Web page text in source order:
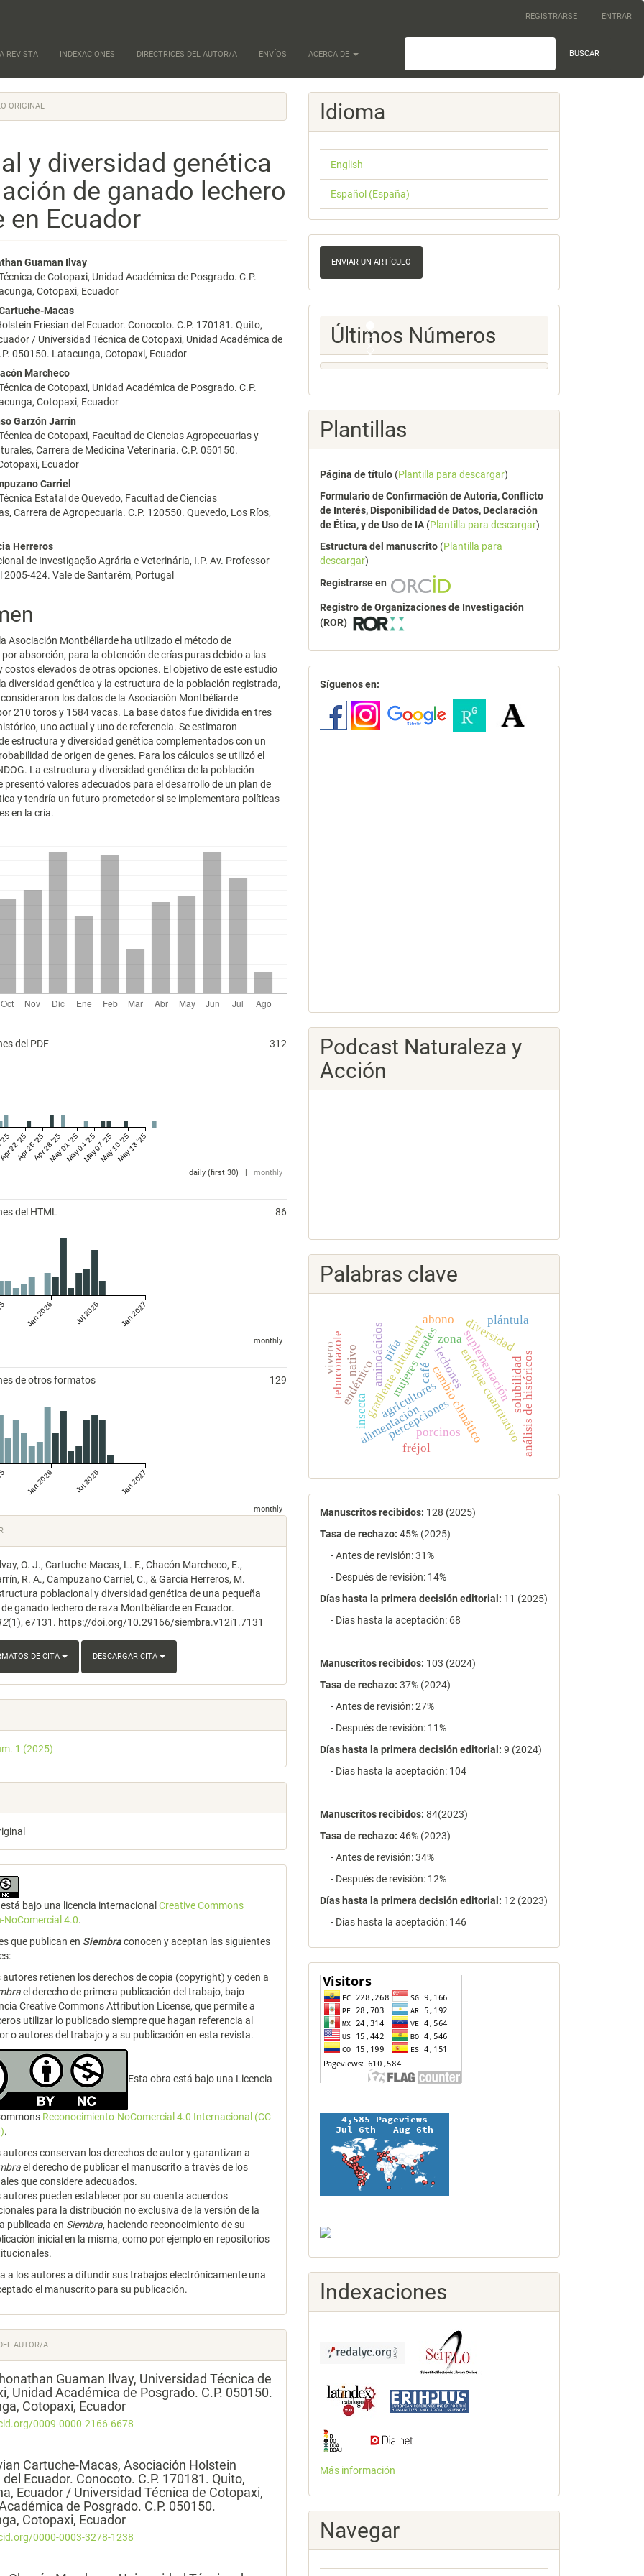
REGISTRARSE ENTRAR
REVISTA INDEXACIONES DIRECTRICES DEL AUTOR/A ENVÍOS ACERCA DE BUSCAR
ORIGINAL
y diversidad genética
de ganado lechero
en Ecuador
Guaman Ilvay
de Cotopaxi, Unidad Académica de Posgrado. C.P.
Cotopaxi, Ecuador
Macas
Friesian del Ecuador. Conocoto. C.P. 170181. Quito,
/ Universidad Técnica de Cotopaxi, Unidad Académica de
050150. Latacunga, Cotopaxi, Ecuador
Marcheco
de Cotopaxi, Unidad Académica de Posgrado. C.P.
Cotopaxi, Ecuador
Garzón Jarrín
de Cotopaxi, Facultad de Ciencias Agropecuarias y
Carrera de Medicina Veterinaria. C.P. 050150.
Ecuador
Carriel
Estatal de Quevedo, Facultad de Ciencias
Carrera de Agropecuaria. C.P. 120550. Quevedo, Los Ríos,
Herreros
de Investigação Agrária e Veterinária, I.P. Av. Professor
2005-424. Vale de Santarém, Portugal
Asociación Montbéliarde ha utilizado el método de
absorción, para la obtención de crías puras debido a las
costos elevados de otras opciones. El objetivo de este estudio
diversidad genética y la estructura de la población registrada,
los datos de la Asociación Montbéliarde
210 toros y 1584 vacas. La base datos fue dividida en tres
uno actual y uno de referencia. Se estimaron
estructura y diversidad genética complementados con un
de origen de genes. Para los cálculos se utilizó el
La estructura y diversidad genética de la población
presentó valores adecuados para el desarrollo de un plan de
y tendría un futuro prometedor si se implementara políticas
en la cría.
del PDF 312
22 '25
Apr 25 '25Apr 28 '25May 01 '25May 04 '25May 07 '25May 10 '25May 13 '25
daily (first 30) | monthly
del HTML 86
Jan 2026 Jul 2026 Jan 2027
monthly
de otros formatos 129
Jan 2026 Jul 2026 Jan 2027
monthly
O. J., Cartuche-Macas, L. F., Chacón Marcheco, E.,
R. A., Campuzano Carriel, C., & Garcia Herreros, M.
poblacional y diversidad genética de una pequeña
ganado lechero de raza Montbéliarde en Ecuador.
(1), e7131. https://doi.org/10.29166/siembra.v12i1.7131
DE CITA DESCARGAR CITA
1 (2025)
bajo una licencia internacionalCreative Commons
NoComercial 4.0.
que publican en Siembraconocen y aceptan las siguientes
autores retienen los derechos de copia (copyright) y ceden a
el derecho de primera publicación del trabajo, bajo
Creative Commons Attribution License, que permite a
utilizar lo publicado siempre que hagan referencia al
o autores del trabajo y a su publicación en esta revista.
Esta obra está bajo una Licencia
Reconocimiento-NoComercial 4.0 Internacional (CC
.
autores conservan los derechos de autor y garantizan a
el derecho de publicar el manuscrito a través de los
que considere adecuados.
autores pueden establecer por su cuenta acuerdos
para la distribución no exclusiva de la versión de la
publicada en Siembra, haciendo reconocimiento de su
inicial en la misma, como por ejemplo en repositorios
a los autores a difundir sus trabajos electrónicamente una
el manuscrito para su publicación.
AUTOR/A
Guaman Ilvay, Universidad Técnica de
Unidad Académica de Posgrado. C.P. 050150.
Cotopaxi, Ecuador
0009-0000-2166-6678
Cartuche-Macas,Asociación Holstein
del Ecuador. Conocoto. C.P. 170181. Quito,
Ecuador / Universidad Técnica de Cotopaxi,
de Posgrado. C.P. 050150.
Cotopaxi, Ecuador
0000-0003-3278-1238
Idioma
English
Español (España)
Enviar
un
artículo
ENVIAR UN ARTÍCULO
Ultimos
Numeros
Últimos Números
Plantillas
Página de título (Plantilla para descargar)
Formulario de Confirmación de Autoría, Conflicto
de Interés, Disponibilidad de Datos, Declaración
de Ética, y de Uso de IA (Plantilla para descargar)
Estructura del manuscrito (Plantilla para
descargar)
Registrarse en
Registro de Organizaciones de Investigación
(ROR)
redes
Síguenos en:
Podcast Naturaleza y
Acción
Palabras clave
mujeres rurales
percepcionescambio climático
gradiente altitudinal enfoque cuantitativo
agricultores
alimentación
suplementación
porcinos
lechones
aminoácidos diversidad
insecta
endémico
nativo piña
tebuconazole análisis de históricos
solubilidad
café
abono plántula
vivero
fréjol
zona
estadísticas
Manuscritos recibidos: 128 (2025)
Tasa de rechazo: 45% (2025)
- Antes de revisión: 31%
- Después de revisión: 14%
Días hasta la primera decisión editorial: 11 (2025)
- Días hasta la aceptación: 68
Manuscritos recibidos: 103 (2024)
Tasa de rechazo: 37% (2024)
- Antes de revisión: 27%
- Después de revisión: 11%
Días hasta la primera decisión editorial: 9 (2024)
- Días hasta la aceptación: 104
Manuscritos recibidos: 84(2023)
Tasa de rechazo: 46% (2023)
- Antes de revisión: 34%
- Después de revisión: 12%
Días hasta la primera decisión editorial: 12 (2023)
- Días hasta la aceptación: 146
contador
Indexaciones
Más información
Navegar